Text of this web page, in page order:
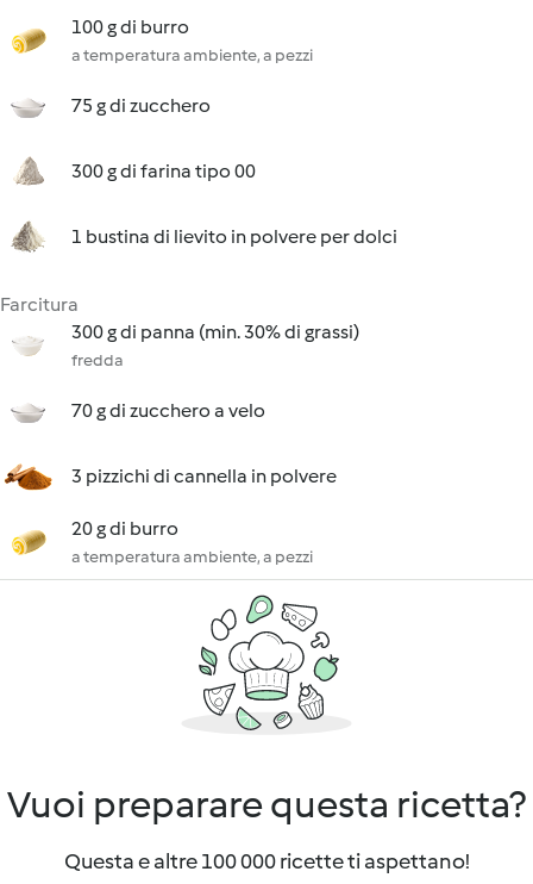
100 g di burro
a temperatura ambiente, a pezzi
75 g di zucchero
300 g di farina tipo 00
1 bustina di lievito in polvere per dolci
Farcitura
300 g di panna (min. 30% di grassi)
fredda
70 g di zucchero a velo
3 pizzichi di cannella in polvere
20 g di burro
a temperatura ambiente, a pezzi
Vuoi preparare questa ricetta?
Questa e altre 100 000 ricette ti aspettano!